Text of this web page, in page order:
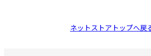
ネットストアトップへ戻